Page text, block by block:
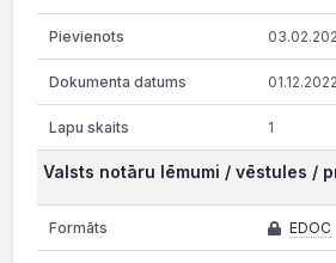
01.12.2022
1
Valsts notāru lēmumi / vēstules /
EDOC